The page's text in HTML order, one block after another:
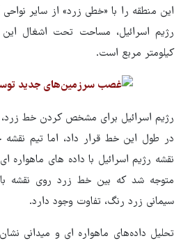
این منطقه را با «خطی زرد» از سایر
کیلومتر مربع است.
رژیم اسرائیل برای مشخص کردن خط زرد،
در طول این خط قرار داد، اما تیم نقشه
نقشه رژیم اسرائیل با داده های ماهواره
متوجه شد که بین خط زرد روی نقشه
سیمانی زرد رنگ، تفاوت وجود دارد.
تحلیل داده‌های ماهواره ای و میدانی